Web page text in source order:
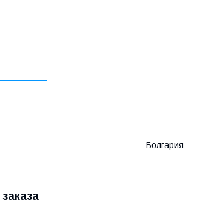
Болгария